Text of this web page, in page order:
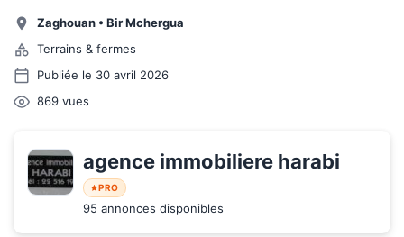
Zaghouan • Bir Mchergua
Terrains & fermes
Publiée le 30 avril 2026
869 vues
agence immobiliere harabi
PRO
95 annonces disponibles